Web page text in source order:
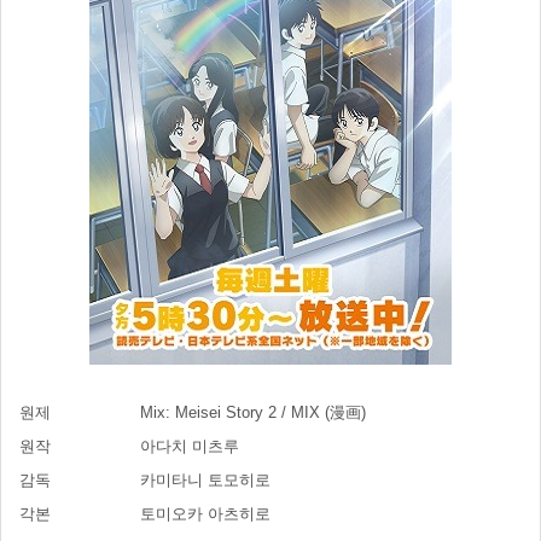
원제
Mix: Meisei Story 2 / MIX (漫画)
원작
아다치 미츠루
감독
카미타니 토모히로
각본
토미오카 아츠히로